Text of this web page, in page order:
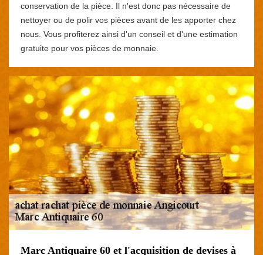
conservation de la pièce. Il n'est donc pas nécessaire de
nettoyer ou de polir vos pièces avant de les apporter chez
nous. Vous profiterez ainsi d'un conseil et d'une estimation
gratuite pour vos pièces de monnaie.
Marc Antiquaire 60 et l'acquisition de devises à